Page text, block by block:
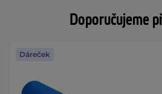
Doporučujeme
Dáreček